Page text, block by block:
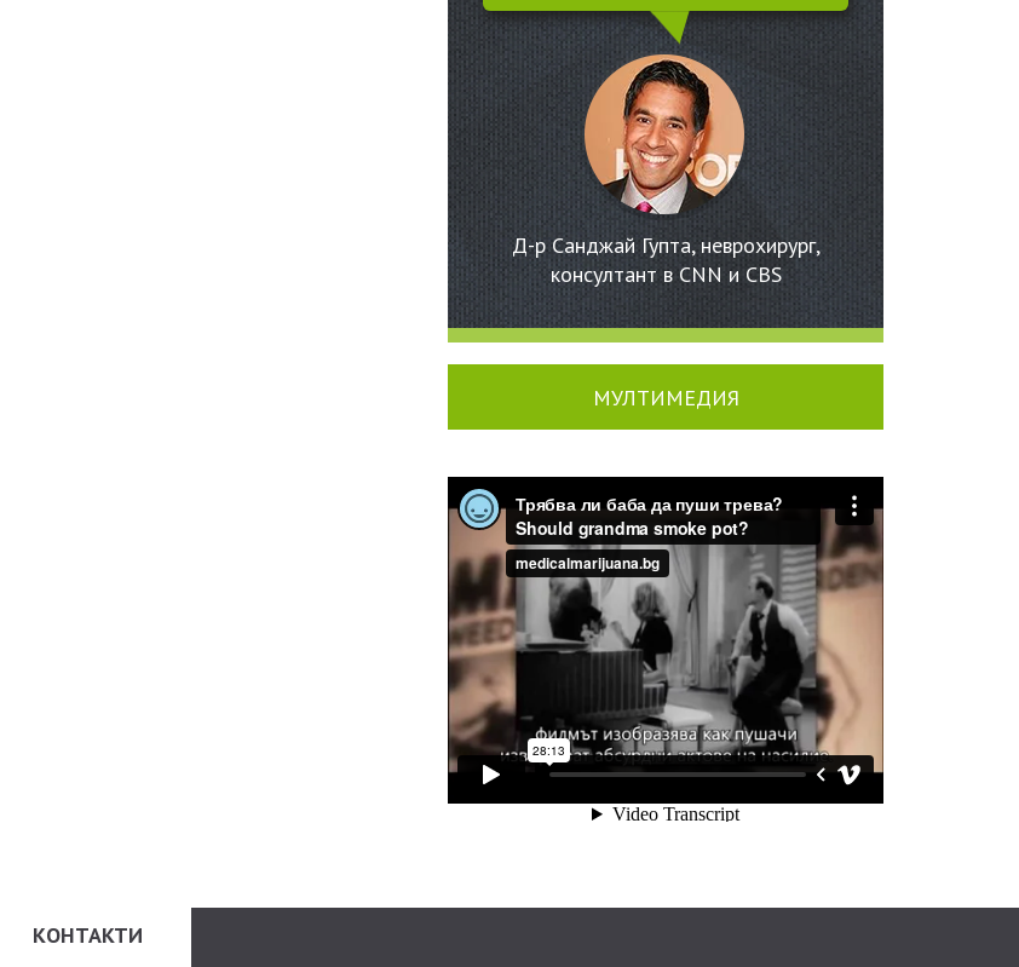
Д-р Санджай Гупта, неврохирург,
консултант в CNN и CBS
МУЛТИМЕДИЯ
КОНТАКТИ